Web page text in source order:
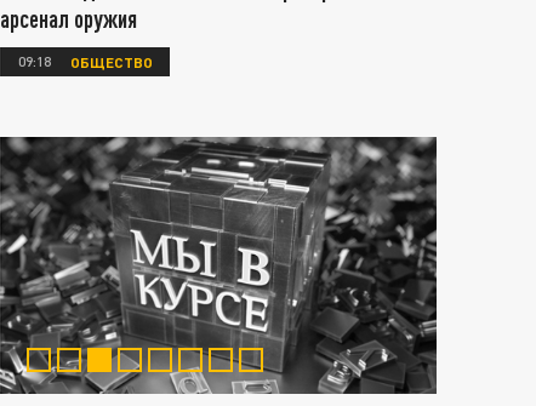
арсенал оружия
09:18 ОБЩЕСТВО